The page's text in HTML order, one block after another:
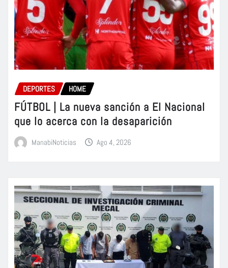
DEPORTES HOME
FÚTBOL | La nueva sanción a El Nacional
que lo acerca con la desaparición
ManabiNoticias Ago 4, 2026